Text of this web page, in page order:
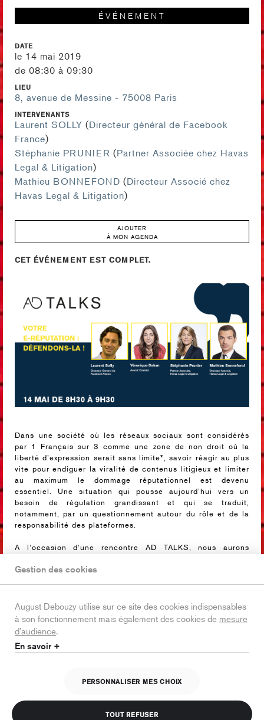
ÉVÉNEMENT
DATE
le 14 mai 2019
de 08:30 à 09:30
LIEU
8, avenue de Messine - 75008 Paris
INTERVENANTS
Laurent SOLLY (Directeur général de Facebook
France)
Stéphanie PRUNIER (Partner Associée chez Havas
Legal & Litigation)
Mathieu BONNEFOND (Directeur Associé chez
Havas Legal & Litigation)
AJOUTER
À MON AGENDA
CET ÉVÉNEMENT EST COMPLET.
Dans une société où les réseaux sociaux sont considérés
par 1 Français sur 3 comme une zone de non droit où la
liberté d’expression serait sans limite*, savoir réagir au plus
vite pour endiguer la viralité de contenus litigieux et limiter
au maximum le dommage réputationnel est devenu
essentiel. Une situation qui pousse aujourd’hui vers un
besoin de régulation grandissant et qui se traduit,
notamment, par un questionnement autour du rôle et de la
responsabilité des plateformes.
A l’occasion d’une rencontre AD TALKS, nous aurons
Facebook France.
(y compris les fake news) mais également la façon dont elle
accompagne les marques à (re)construire leur image.
* Sondage IFOP, janvier 2019 pour Havas Paris et August
Debouzy
Gestion des cookies
August Debouzy utilise sur ce site des cookies indispensables
à son fonctionnement mais également des cookies de mesure
d’audience.
En savoir +
PERSONNALISER MES CHOIX
TOUT REFUSER